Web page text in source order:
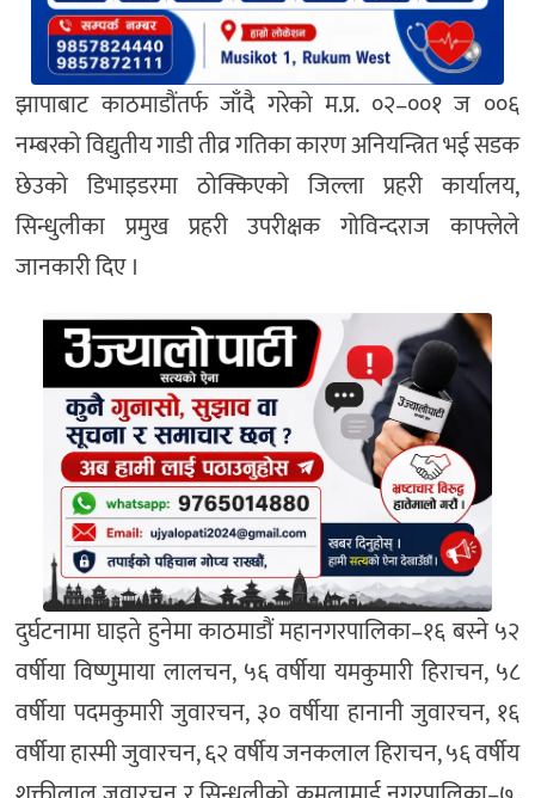
झापाबाट काठमाडौंतर्फ जाँदै गरेको म.प्र. ०२–००१ ज ००६
नम्बरको विद्युतीय गाडी तीव्र गतिका कारण अनियन्त्रित भई सडक
छेउको डिभाइडरमा ठोक्किएको जिल्ला प्रहरी कार्यालय,
सिन्धुलीका प्रमुख प्रहरी उपरीक्षक गोविन्दराज काफ्लेले
जानकारी दिए ।
दुर्घटनामा घाइते हुनेमा काठमाडौं महानगरपालिका–१६ बस्ने ५२
वर्षीया विष्णुमाया लालचन, ५६ वर्षीया यमकुमारी हिराचन, ५८
वर्षीया पदमकुमारी जुवारचन, ३० वर्षीया हानानी जुवारचन, १६
वर्षीया हास्मी जुवारचन, ६२ वर्षीय जनकलाल हिराचन, ५६ वर्षीय